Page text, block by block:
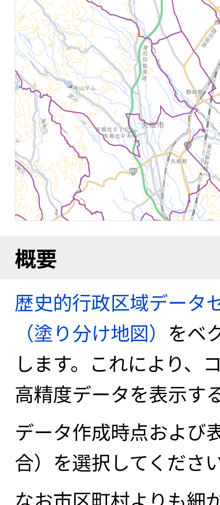
概要
歴史的行政区域データ
（塗り分け地図） をベ
します。これにより、
高精度データを表示す
データ作成時点および
合）を選択してくださ